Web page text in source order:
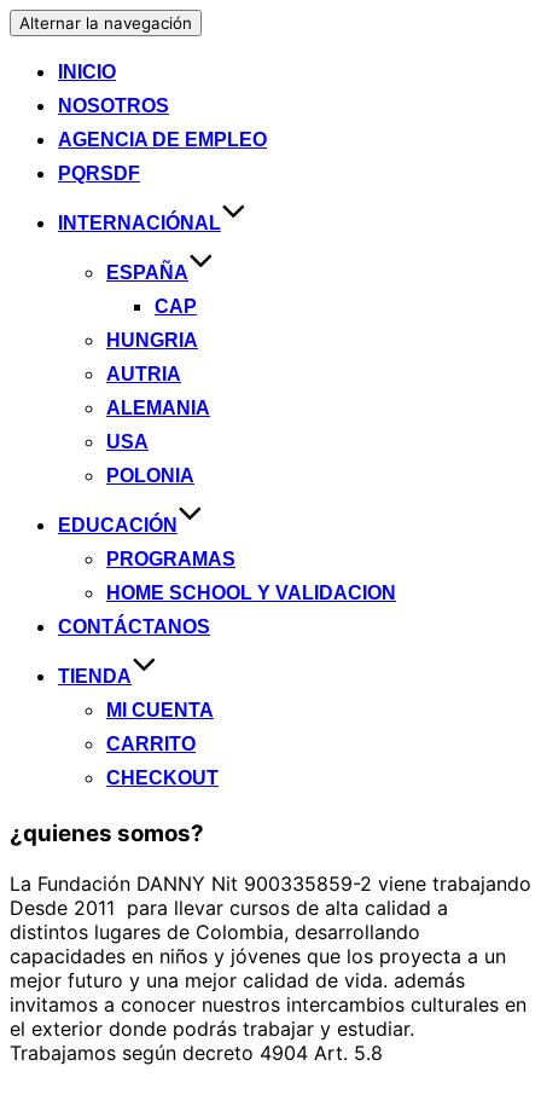
Alternar la navegación
INICIO
NOSOTROS
AGENCIA DE EMPLEO
PQRSDF
INTERNACIÓNAL
ESPAÑA
CAP
HUNGRIA
AUTRIA
ALEMANIA
USA
POLONIA
EDUCACIÓN
PROGRAMAS
HOME SCHOOL Y VALIDACION
CONTÁCTANOS
TIENDA
MI CUENTA
CARRITO
CHECKOUT
¿quienes somos?
La Fundación DANNY Nit 900335859-2 viene trabajando
Desde 2011 para llevar cursos de alta calidad a
distintos lugares de Colombia, desarrollando
capacidades en niños y jóvenes que los proyecta a un
mejor futuro y una mejor calidad de vida. además
invitamos a conocer nuestros intercambios culturales en
el exterior donde podrás trabajar y estudiar.
Trabajamos según decreto 4904 Art. 5.8